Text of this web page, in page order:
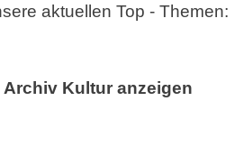
aktuellen Top - Themen:
Archiv Kultur anzeigen